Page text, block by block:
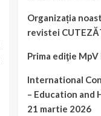
Organizația
revistei
Prima ediţie
International
– Education and
21 martie 2026